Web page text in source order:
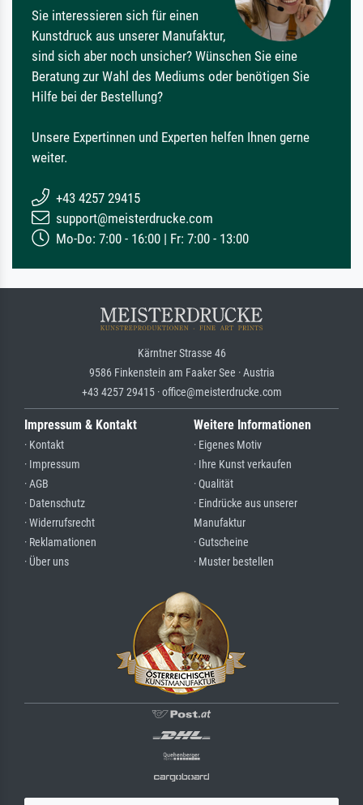
Sie interessieren sich für einen
Kunstdruck aus unserer Manufaktur,
sind sich aber noch unsicher? Wünschen Sie eine
Beratung zur Wahl des Mediums oder benötigen Sie
Hilfe bei der Bestellung?
Unsere Expertinnen und Experten helfen Ihnen gerne
weiter.
+43 4257 29415
support@meisterdrucke.com
Mo-Do: 7:00 - 16:00 | Fr: 7:00 - 13:00
Kärntner Strasse 46
9586 Finkenstein am Faaker See · Austria
+43 4257 29415 · office@meisterdrucke.com
Impressum & Kontakt
· Kontakt
· Impressum
· AGB
· Datenschutz
· Widerrufsrecht
· Reklamationen
· Über uns
Weitere Informationen
· Eigenes Motiv
· Ihre Kunst verkaufen
· Qualität
· Eindrücke aus unserer
Manufaktur
· Gutscheine
· Muster bestellen